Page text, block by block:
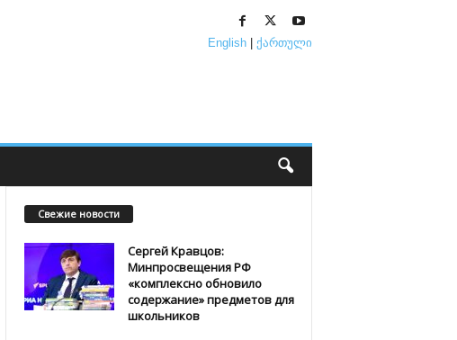
English| ქართული
Свежие новости
Сергей Кравцов:
Минпросвещения РФ
«комплексно обновило
содержание» предметов для
школьников